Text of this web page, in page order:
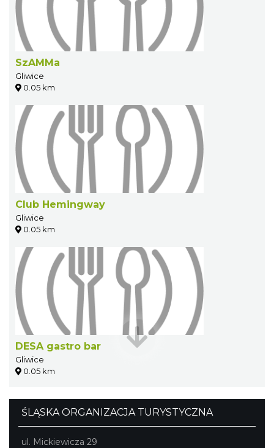
SzAMMa
Gliwice
0.05 km
Club Hemingway
Gliwice
0.05 km
DESA gastro bar
Gliwice
0.05 km
ŚLĄSKA ORGANIZACJA TURYSTYCZNA
ul. Mickiewicza 29